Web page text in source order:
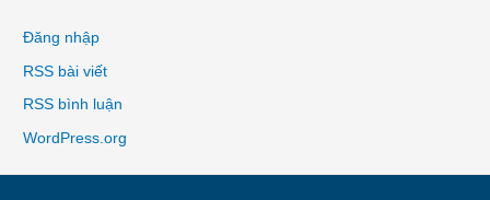
Đăng nhập
RSS bài viết
RSS bình luận
WordPress.org